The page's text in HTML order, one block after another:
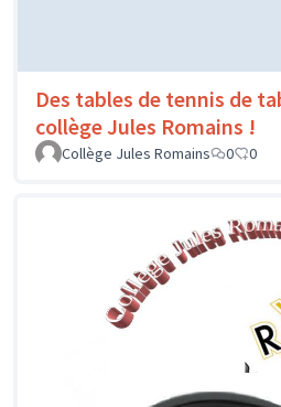
Des tables de tennis de
collège Jules Romains !
Collège Jules Romains
0 0